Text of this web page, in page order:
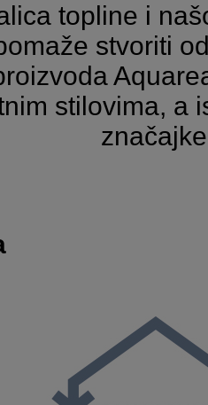
topline i
stvoriti
stilovima, a